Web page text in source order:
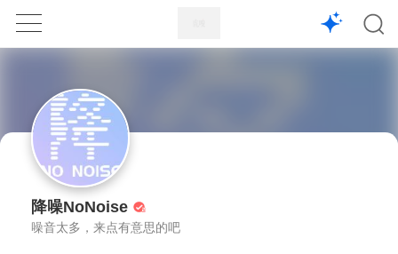
1X
降噪NoNoise
噪音太多，来点有意思的吧